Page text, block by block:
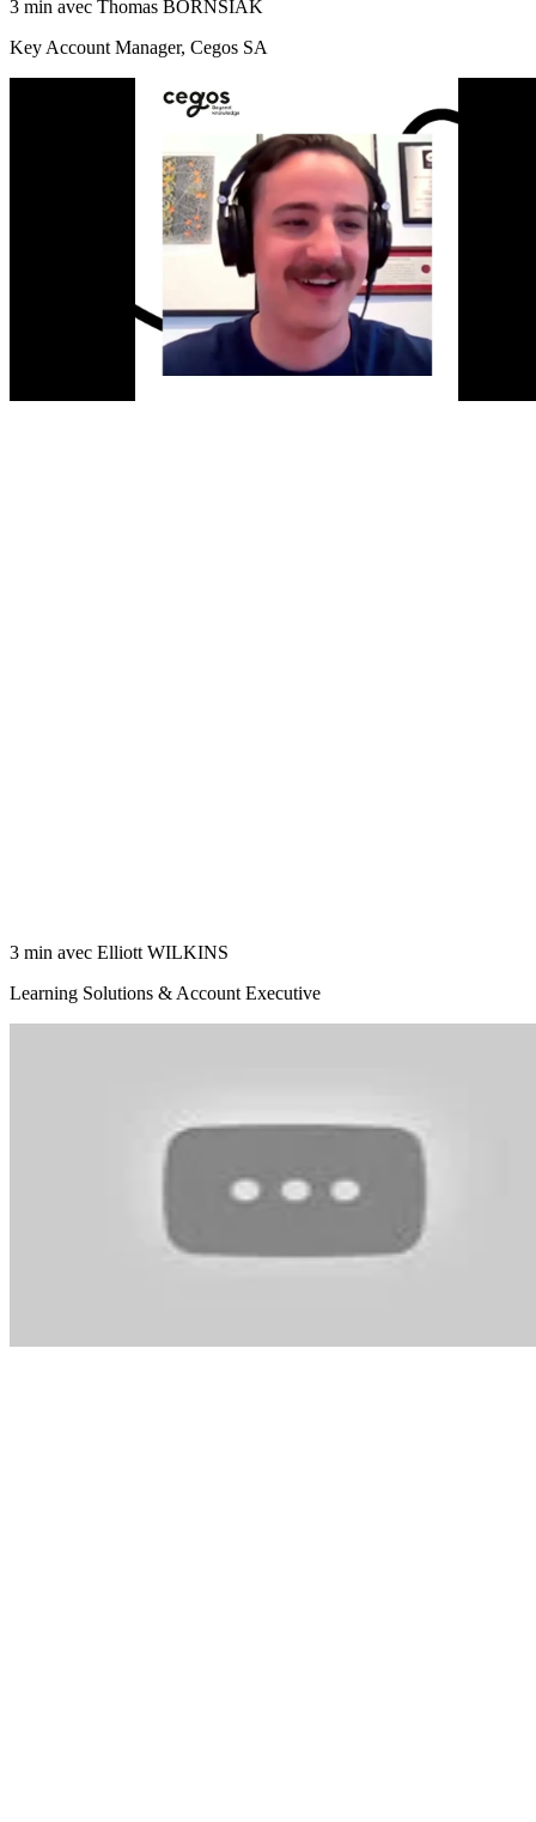
3 min avec Thomas BORNSIAK
Key Account Manager, Cegos SA
3 min avec Elliott WILKINS
Learning Solutions & Account Executive